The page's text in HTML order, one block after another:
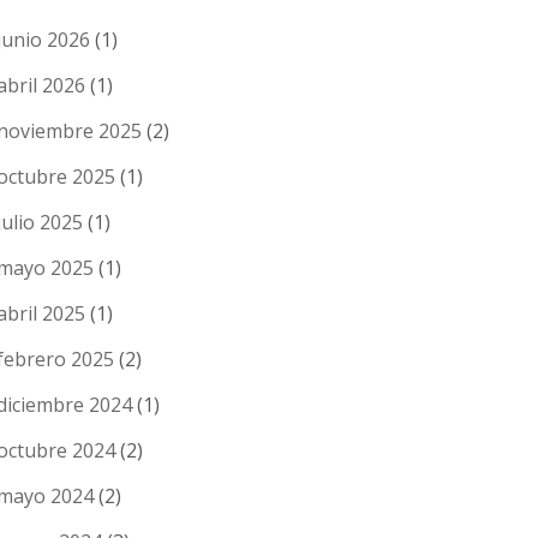
2026 (1)
2026 (1)
2025 (2)
2025 (1)
2025 (1)
2025 (1)
2025 (1)
2025 (2)
2024(1)
2024(2)
2024(2)